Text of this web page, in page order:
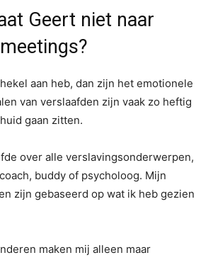
Geert niet naar
aan heb, dan zijn het emotionele
van verslaafden zijn vaak zo heftig
gaan zitten.
over alle verslavingsonderwerpen,
buddy of psycholoog. Mijn
zijn gebaseerd op wat ik heb gezien
maken mij alleen maar